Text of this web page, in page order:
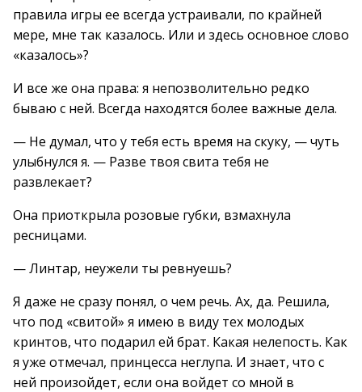
правила игры ее всегда устраивали, по крайней
мере, мне так казалось. Или и здесь основное слово
«казалось»?
И все же она права: я непозволительно редко
бываю с ней. Всегда находятся более важные дела.
— Не думал, что у тебя есть время на скуку, — чуть
улыбнулся я. — Разве твоя свита тебя не
развлекает?
Она приоткрыла розовые губки, взмахнула
ресницами.
— Линтар, неужели ты ревнуешь?
Я даже не сразу понял, о чем речь. Ах, да. Решила,
что под «свитой» я имею в виду тех молодых
кринтов, что подарил ей брат. Какая нелепость. Как
я уже отмечал, принцесса неглупа. И знает, что с
ней произойдет, если она войдет со мной в